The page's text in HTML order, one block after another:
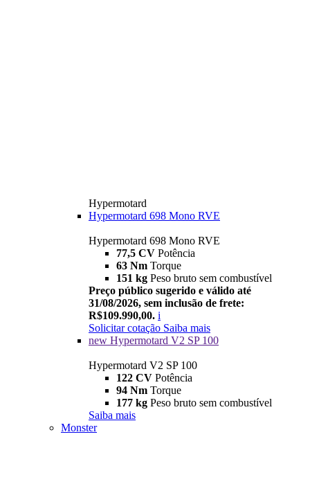
Hypermotard
Hypermotard 698 Mono RVE
Hypermotard 698 Mono RVE
77,5 CV Potência
63 Nm Torque
151 kg Peso bruto sem combustível
Preço público sugerido e válido até
31/08/2026, sem inclusão de frete:
R$109.990,00. i
Solicitar cotação Saiba mais
new Hypermotard V2 SP 100
Hypermotard V2 SP 100
122 CV Potência
94 Nm Torque
177 kg Peso bruto sem combustível
Saiba mais
Monster